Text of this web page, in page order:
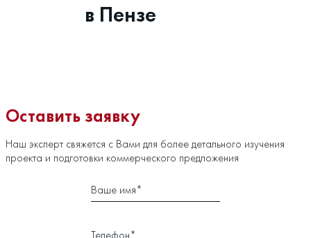
в Пензе
Оставить заявку
Наш эксперт свяжется с Вами для более детального изучения
проекта и подготовки коммерческого предложения